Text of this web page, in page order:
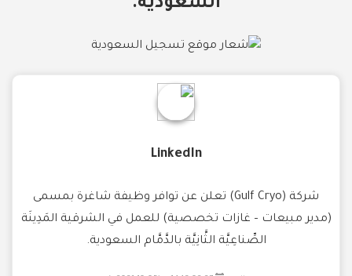
السعودية.
LinkedIn
شركة (Gulf Cryo) تعلن عن توافر وظيفة شاغرة بمسمى
(مدير مبيعات – غازات تخصصية) للعمل في الشرقية المَدِينَة
الصِّناعِيَّة الثَّانِيَّة بالدَّمَّام السعودية.